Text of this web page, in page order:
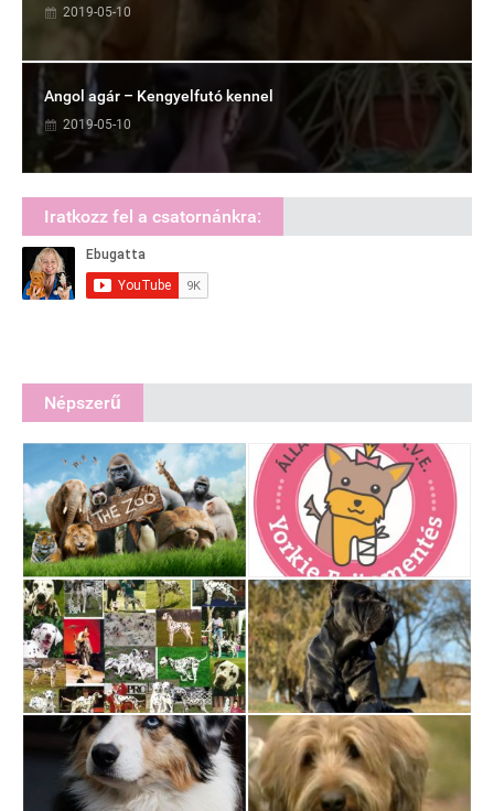
2019-05-10
Angol agár – Kengyelfutó kennel
2019-05-10
Iratkozz fel a csatornánkra:
Népszerű